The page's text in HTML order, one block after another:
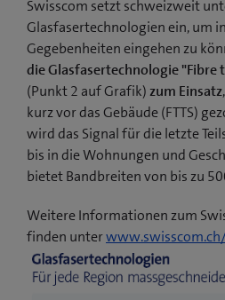
Swisscom setzt schweizweit
Glasfasertechnologien ein, um
Gegebenheiten eingehen zu
die Glasfasertechnologie "Fibre
(Punkt 2 auf Grafik)zum Einsatz
kurz vor das Gebäude (FTTS)
wird das Signal für die letzte
bis in die Wohnungen und
bietet Bandbreiten von bis zu
Weitere Informationen zum
finden unter